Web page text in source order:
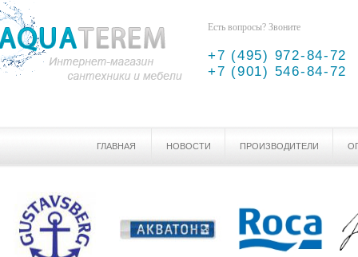
Есть вопросы? Звоните
+7 (495) 972-84-72
+7 (901) 546-84-72
ГЛАВНАЯ НОВОСТИ ПРОИЗВОДИТЕЛИ